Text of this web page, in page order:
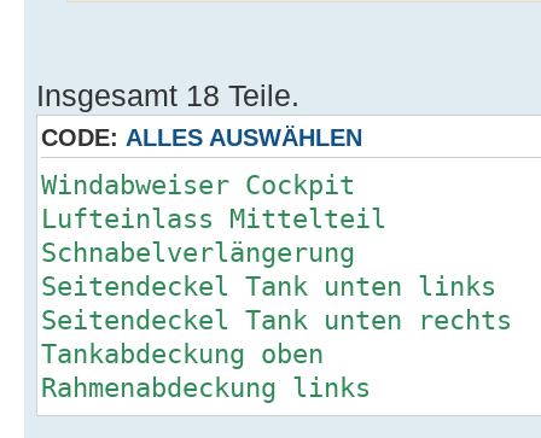
Insgesamt 18 Teile.
CODE: ALLES AUSWÄHLEN
Windabweiser Cockpit
Lufteinlass Mittelteil
Schnabelverlängerung
Seitendeckel Tank unten links
Seitendeckel Tank unten rechts
Tankabdeckung oben
Rahmenabdeckung links
Rahmenabdeckung rechts